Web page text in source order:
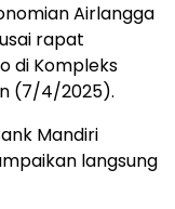
Airlangga
rapat
di Kompleks
(7/4/2025).
Mandiri
langsung